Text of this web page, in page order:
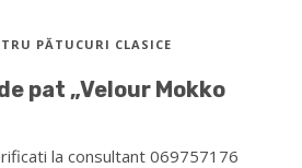
PĂTUCURI CLASICE
pat „Velour Mokko
la consultant 069757176